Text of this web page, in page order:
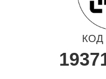
КОД